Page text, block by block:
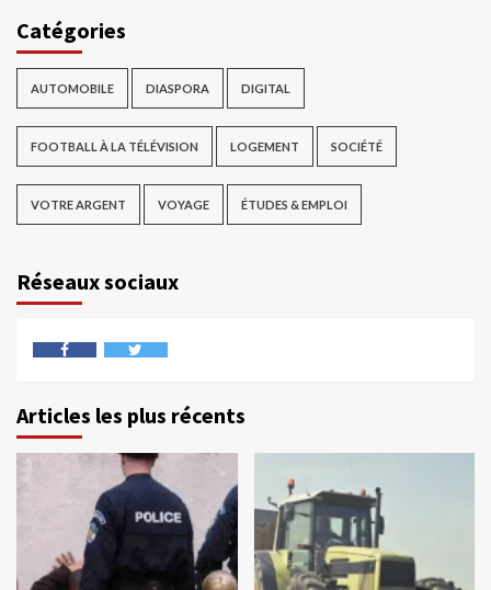
Catégories
AUTOMOBILE DIASPORA DIGITAL
FOOTBALL À LA TÉLÉVISION LOGEMENT SOCIÉTÉ
VOTRE ARGENT VOYAGE ÉTUDES & EMPLOI
Réseaux sociaux
Articles les plus récents